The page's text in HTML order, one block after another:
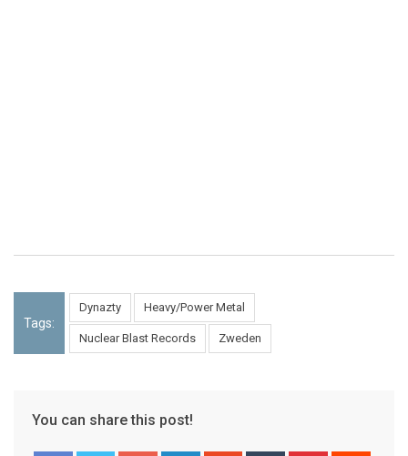
Tags:
Dynazty Heavy/Power Metal
Nuclear Blast Records Zweden
You can share this post!